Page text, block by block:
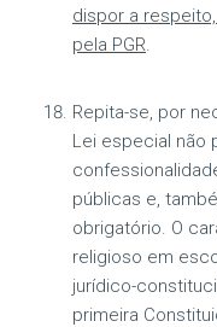
dispor a
pela PGR.
Repita-se, por
Lei especial não
públicas e,
obrigatório. O
religioso em
jurídico-
primeira